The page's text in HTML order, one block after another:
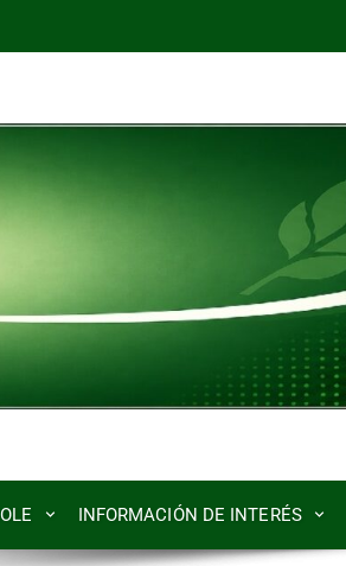
INFORMACIÓN DE INTERÉS